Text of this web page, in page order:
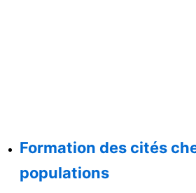
Formation des cités
populations